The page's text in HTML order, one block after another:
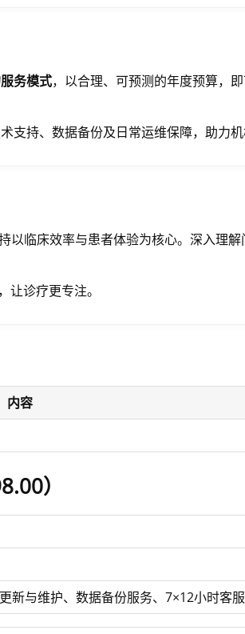
务模式，以合理、可预测的年度预算，
支持、数据备份及日常运维保障，助力
以临床效率与患者体验为核心。深入理
诊疗更专注。
内容
）
新与维护、数据备份服务、7×12小时客